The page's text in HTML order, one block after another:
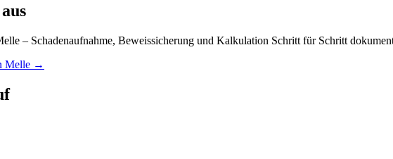
– Schadenaufnahme, Beweissicherung und Kalkulation Schritt für Schritt
Melle →